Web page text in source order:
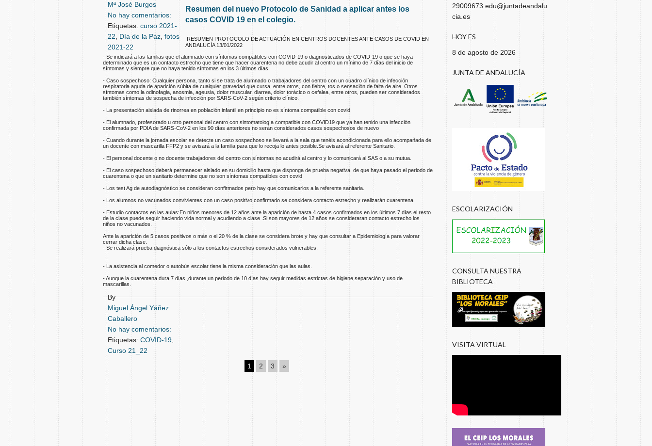
Mª José Burgos
No hay comentarios:
Etiquetas: curso 2021-
22
Día de la Paz fotos
2021-22
Resumen del nuevo Protocolo de Sanidad a aplicar antes los
casos COVID 19 en el colegio.
RESUMEN PROTOCOLO DE ACTUACIÓN EN CENTROS DOCENTES ANTE CASOS DE COVID EN
ANDALUCÍA 13/01/2022
- Se indicará a las familias que el alumnado con síntomas compatibles con COVID-19 o diagnosticados de COVID-19 o que se haya
determinado que es un contacto estrecho que tiene que hacer cuarentena no debe acudir al centro un mínimo de 7 días del inicio de
síntomas y siempre que no haya tenido síntomas en los 3 últimos días.
- Caso sospechoso: Cualquier persona, tanto si se trata de alumnado o trabajadores del centro con un cuadro clínico de infección
respiratoria aguda de aparición súbita de cualquier gravedad que cursa, entre otros, con fiebre, tos o sensación de falta de aire. Otros
síntomas como la odinofagia, anosmia, ageusia, dolor muscular, diarrea, dolor torácico o cefalea, entre otros, pueden ser considerados
también síntomas de sospecha de infección por SARS-CoV-2 según criterio clínico.
- La presentación aislada de rinorrea en población infantil,en principio no es síntoma compatible con covid
- El alumnado, profesorado u otro personal del centro con sintomatología compatible con COVID19 que ya han tenido una infección
confirmada por PDIA de SARS-CoV-2 en los 90 días anteriores no serán considerados casos sospechosos de nuevo
- Cuando durante la jornada escolar se detecte un caso sospechoso se llevará a la sala que tenéis acondicionada para ello acompañada de
un docente con mascarilla FFP2 y se avisará a la familia para que lo recoja lo antes posible.Se avisará al referente Sanitario.
- El personal docente o no docente trabajadores del centro con síntomas no acudirá al centro y lo comunicará al SAS o a su mutua.
- El caso sospechoso deberá permanecer aislado en su domicilio hasta que disponga de prueba negativa, de que haya pasado el periodo de
cuarentena o que un sanitario determine que no son síntomas compatibles con covid
- Los test Ag de autodiagnóstico se consideran confirmados pero hay que comunicarlos a la referente sanitaria.
- Los alumnos no vacunados convivientes con un caso positivo confirmado se considera contacto estrecho y realizarán cuarentena
- Estudio contactos en las aulas:En niños menores de 12 años ante la aparición de hasta 4 casos confirmados en los últimos 7 días el resto
de la clase puede seguir haciendo vida normal y acudiendo a clase .Si son mayores de 12 años se consideraran contacto estrecho los
niños no vacunados.
Ante la aparición de 5 casos positivos o más o el 20 % de la clase se considera brote y hay que consultar a Epidemiología para valorar
cerrar dicha clase.
- Se realizará prueba diagnóstica sólo a los contactos estrechos considerados vulnerables.
- La asistencia al comedor o autobús escolar tiene la misma consideración que las aulas.
- Aunque la cuarentena dura 7 días ,durante un periodo de 10 días hay seguir medidas estrictas de higiene,separación y uso de
mascarillas.
By
Miguel Ángel Yáñez
Caballero
No hay comentarios:
Etiquetas: COVID-19
Curso 21_22
1
2 3 »
29009673.edu@juntadeandalu
cia.es
HOY ES
8 de agosto de 2026
JUNTA DE ANDALUCÍA
ESCOLARIZACIÓN
CONSULTA NUESTRA
BIBLIOTECA
VISITA VIRTUAL